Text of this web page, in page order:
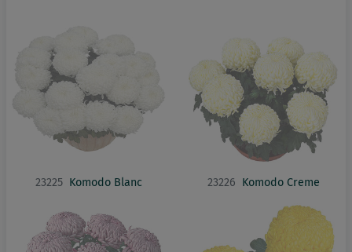
23225 Komodo Blanc 23226 Komodo Creme